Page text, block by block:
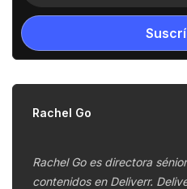
Rachel Go
Rachel Go es directora
contenidos en Deliverr.